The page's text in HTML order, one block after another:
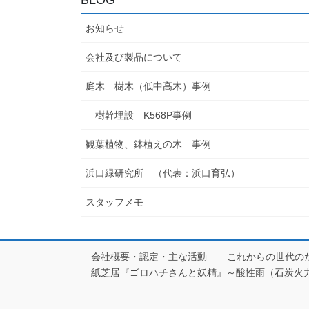
お知らせ
会社及び製品について
庭木 樹木（低中高木）事例
樹幹埋設 K568P事例
観葉植物、鉢植えの木 事例
浜口緑研究所 （代表：浜口育弘）
スタッフメモ
会社概要・認定・主な活動
これからの世代の
紙芝居『ゴロハチさんと妖精』～酸性雨（石炭火